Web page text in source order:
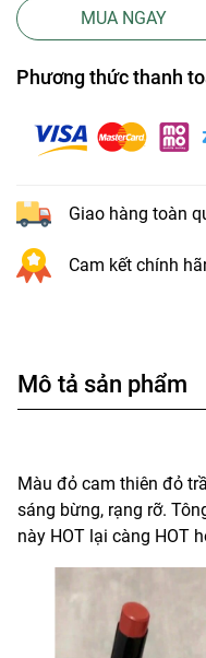
MUA NGAY
Phương thức thanh
Giao hàng toàn
Cam kết chính
Mô tả sản phẩm
Màu đỏ cam thiên đỏ
sáng bừng, rạng rỡ.
này HOT lại càng HOT